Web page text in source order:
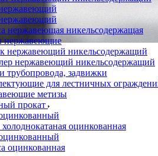
нержавеющая никельсодержащая
нержавеющие
нержавеющий никельсодержащий
нержавеющий никельсодержащий
трубопровода, задвижки
для лестничных
метизы
прокат
оцинкованная
оцинкованная